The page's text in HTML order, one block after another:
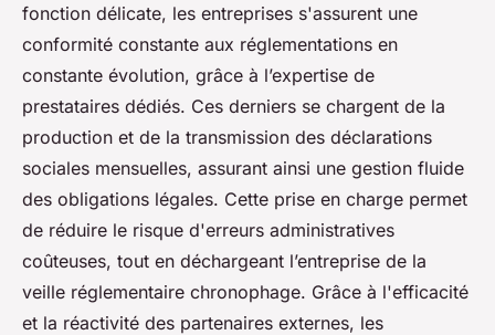
fonction délicate, les entreprises s'assurent une
conformité constante aux réglementations en
constante évolution, grâce à l’expertise de
prestataires dédiés. Ces derniers se chargent de la
production et de la transmission des déclarations
sociales mensuelles, assurant ainsi une gestion fluide
des obligations légales. Cette prise en charge permet
de réduire le risque d'erreurs administratives
coûteuses, tout en déchargeant l’entreprise de la
veille réglementaire chronophage. Grâce à l'efficacité
et la réactivité des partenaires externes, les